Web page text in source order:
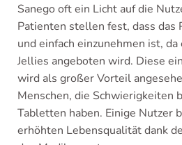
Sanego oft ein Licht auf die
Patienten stellen fest, dass
und einfach einzunehmen ist,
Jellies angeboten wird. Diese
wird als großer Vorteil
Menschen, die Schwierigkeiten
Tabletten haben. Einige Nutzer
erhöhten Lebensqualität dank